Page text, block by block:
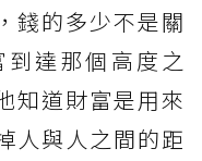
錢的多少不是關
達那個高度之
道財富是用來
人與人之間的距